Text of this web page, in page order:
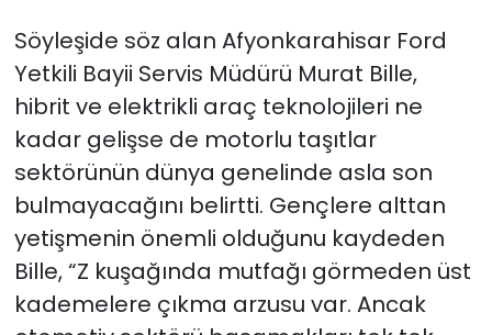
Söyleşide söz alan Afyonkarahisar Ford
Yetkili Bayii Servis Müdürü Murat Bille,
hibrit ve elektrikli araç teknolojileri ne
kadar gelişse de motorlu taşıtlar
sektörünün dünya genelinde asla son
bulmayacağını belirtti. Gençlere alttan
yetişmenin önemli olduğunu kaydeden
Bille, “Z kuşağında mutfağı görmeden üst
kademelere çıkma arzusu var. Ancak